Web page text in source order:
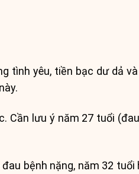
tình yêu, tiền bạc dư dả
Cần lưu ý năm 27 tuổi
bệnh nặng, năm 32 tuổi